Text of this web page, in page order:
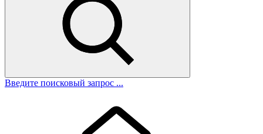
Введите поисковый запрос ...